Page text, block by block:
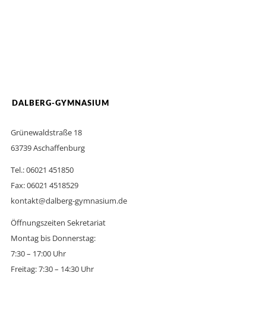
DALBERG-GYMNASIUM
Grünewaldstraße 18
63739 Aschaffenburg
Tel.: 06021 451850
Fax: 06021 4518529
kontakt@dalberg-gymnasium.de
Öffnungszeiten Sekretariat
Montag bis Donnerstag:
7:30 – 17:00 Uhr
Freitag: 7:30 – 14:30 Uhr